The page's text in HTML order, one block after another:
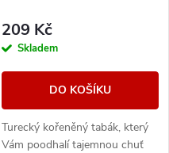
209 Kč
Skladem
DO KOŠÍKU
Turecký kořeněný tabák, který
Vám poodhalí tajemnou chuť